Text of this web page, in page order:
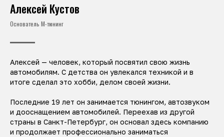
Алексей Кустов
Основатель М-тюнинг
Алексей — человек, который посвятил свою жизнь
автомобилям. С детства он увлекался техникой и в
итоге сделал это хобби, делом своей жизни.
Последние 19 лет он занимается тюнингом, автозвуком
и дооснащением автомобилей. Переехав из другой
страны в Санкт-Петербург, он основал здесь компанию
и продолжает профессионально заниматься